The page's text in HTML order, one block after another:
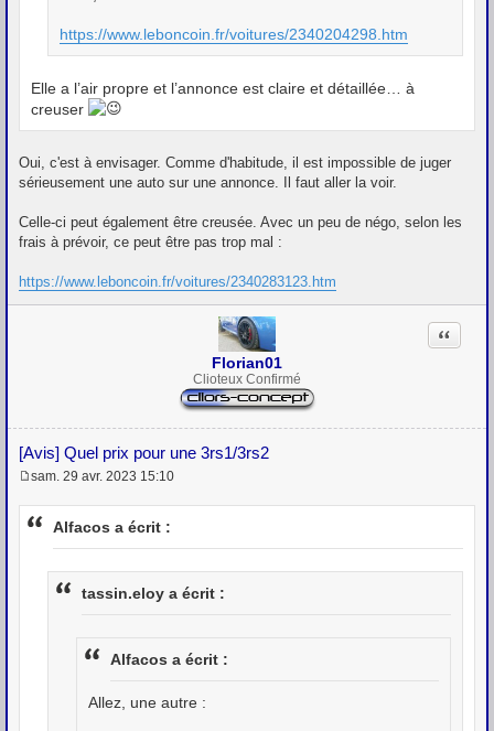
https://www.leboncoin.fr/voitures/2340204298.htm
Elle a l’air propre et l’annonce est claire et détaillée… à
creuser
Oui, c'est à envisager. Comme d'habitude, il est impossible de juger
sérieusement une auto sur une annonce. Il faut aller la voir.
Celle-ci peut également être creusée. Avec un peu de négo, selon les
frais à prévoir, ce peut être pas trop mal :
https://www.leboncoin.fr/voitures/2340283123.htm
Florian01
Clioteux Confirmé
[Avis] Quel prix pour une 3rs1/3rs2
Citation
e
s
sam. 29 avr. 2023 15:10
Alfacos a écrit :
tassin.eloy a écrit :
Alfacos a écrit :
Allez, une autre :